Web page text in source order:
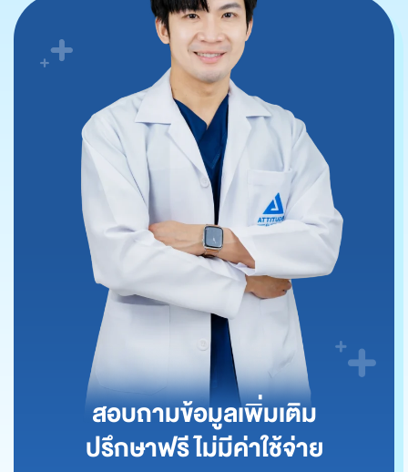
สอบถามข้อมูลเพิ่มเติม
ปรึกษาฟรี ไม่มีค่าใช้จ่าย